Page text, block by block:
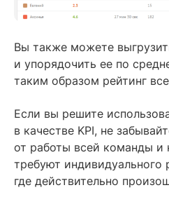
Вы также можете
и упорядочить ее по
таким образом рейтинг
Если вы решите
в качестве KPI, не
от работы всей команды и
требуют индивидуального
где действительно